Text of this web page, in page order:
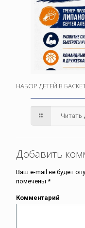
НАБОР ДЕТЕЙ В
Читать
Добавить
Ваш e-mail не будет
помечены *
Комментарий